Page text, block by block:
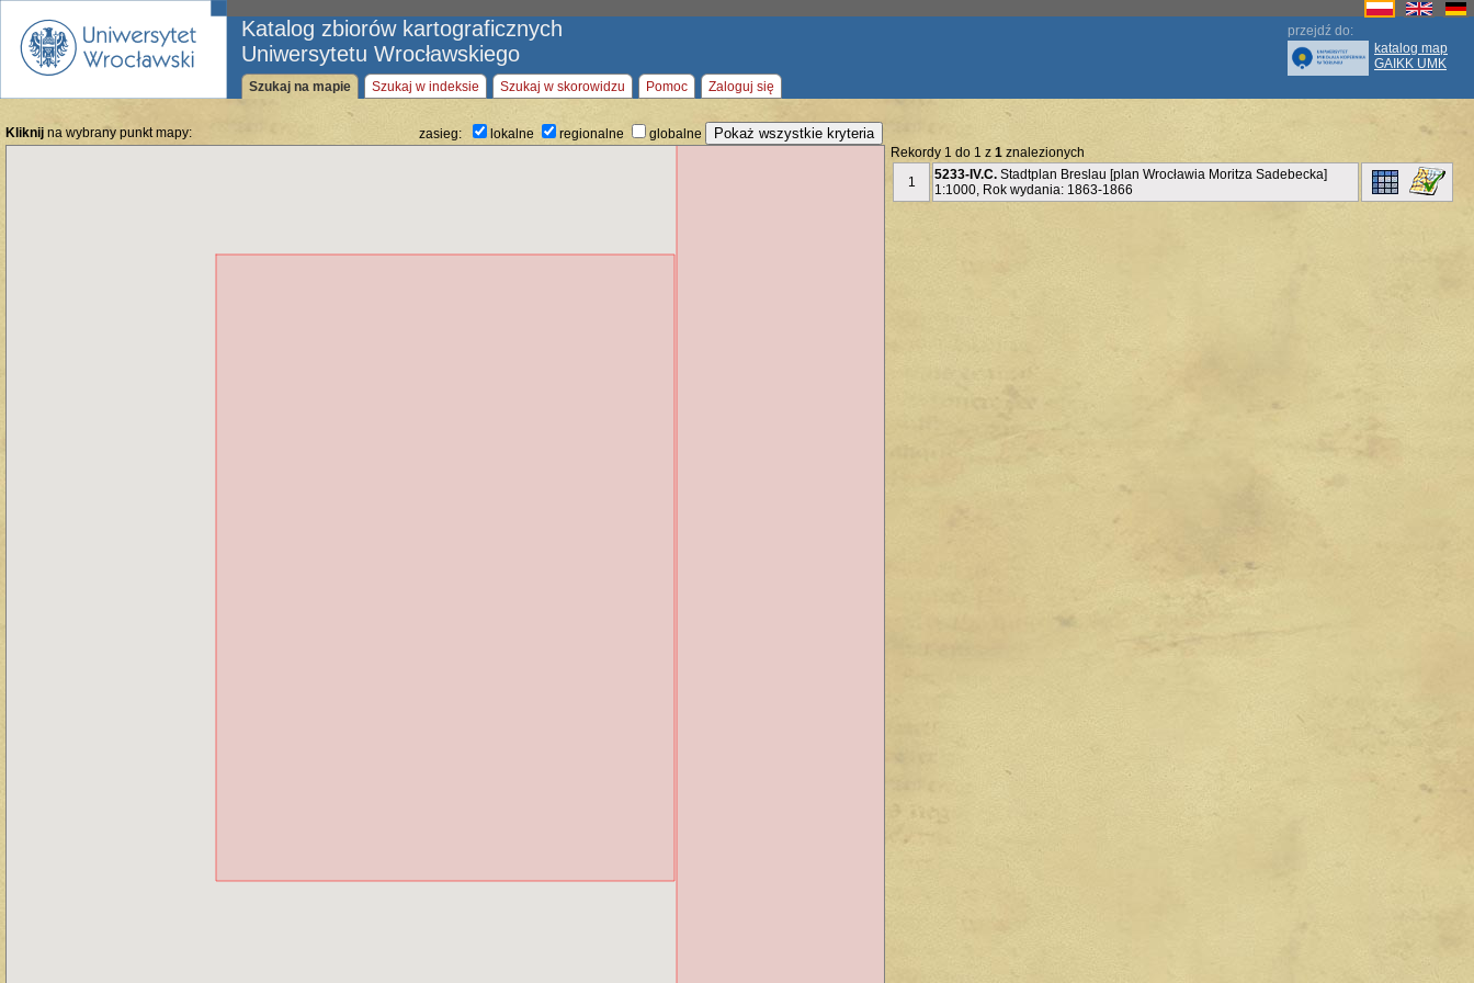
Katalog zbiorów kartograficznych
Uniwersytetu Wrocławskiego
przejdź do:
katalog map
GAIKK UMK
Szukaj na mapie
Szukaj w indeksie Szukaj w skorowidzu Pomoc Zaloguj się
Kliknij na wybrany punkt mapy: zasieg: lokalne regionalne
globalne
Rekordy 1 do 1 z1 znalezionych
1
5233-IV.C. Stadtplan Breslau [plan Wrocławia Moritza Sadebecka]
1:1000, Rok wydania: 1863-1866